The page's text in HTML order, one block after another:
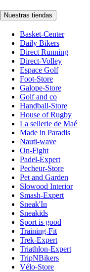
Nuestras tiendas
Basket-Center
Daily Bikers
Direct Running
Direct-Volley
Espace Golf
Foot-Store
Galope-Store
Golf and co
Handball-Store
House of Rugby
La sellerie de Maé
Made in Paradis
Nauti-wave
On-Fight
Padel-Expert
Pecheur-Store
Pet and Garden
Slowood Interior
Smash-Expert
Sneak'In
Sneakids
Sport is good
Training-Fit
Trek-Expert
Triathlon-Expert
TripNBikers
Vélo-Store